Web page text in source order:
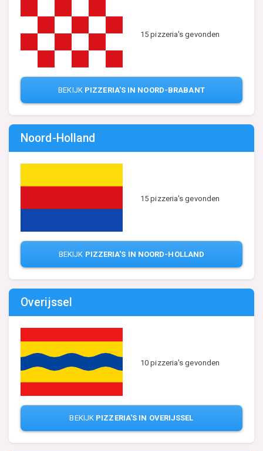
15 pizzeria's gevonden
BEKIJK PIZZERIA'S IN NOORD-BRABANT
Noord-Holland
15 pizzeria's gevonden
BEKIJK PIZZERIA'S IN NOORD-HOLLAND
Overijssel
10 pizzeria's gevonden
BEKIJK PIZZERIA'S IN OVERIJSSEL